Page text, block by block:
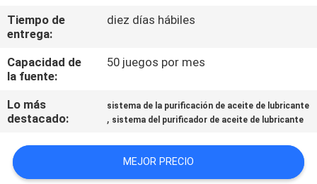
EN
CONTACTO
CON
NOTICIAS
PIDA
Tiempo de
entrega:
diez días hábiles
Capacidad de
la fuente:
50 juegos por mes
Lo más
destacado:
sistema de la purificación de aceite de lubricante
, sistema del purificador de aceite de lubricante
MEJOR PRECIO